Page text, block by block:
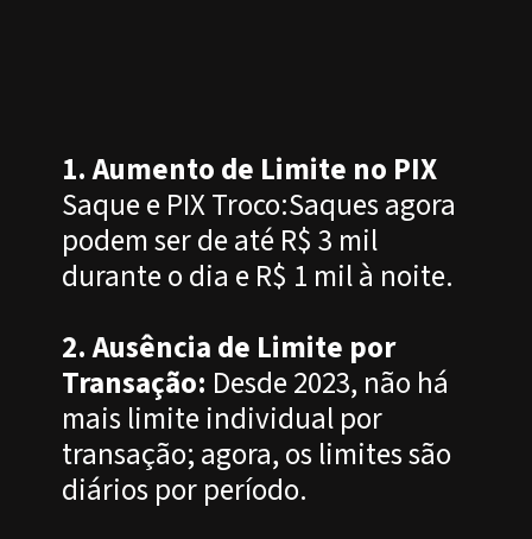
1. Aumento de Limite no PIX
Saque e PIX Troco:Saques agora
podem ser de até R$ 3 mil
durante o dia e R$ 1 mil à noite.
2. Ausência de Limite por
Transação: Desde 2023, não há
mais limite individual por
transação; agora, os limites são
diários por período.